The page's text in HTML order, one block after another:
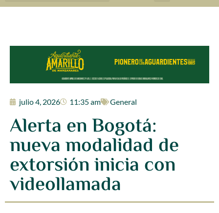
julio 4, 2026 11:35 am General
Alerta en Bogotá:
nueva modalidad de
extorsión inicia con
videollamada